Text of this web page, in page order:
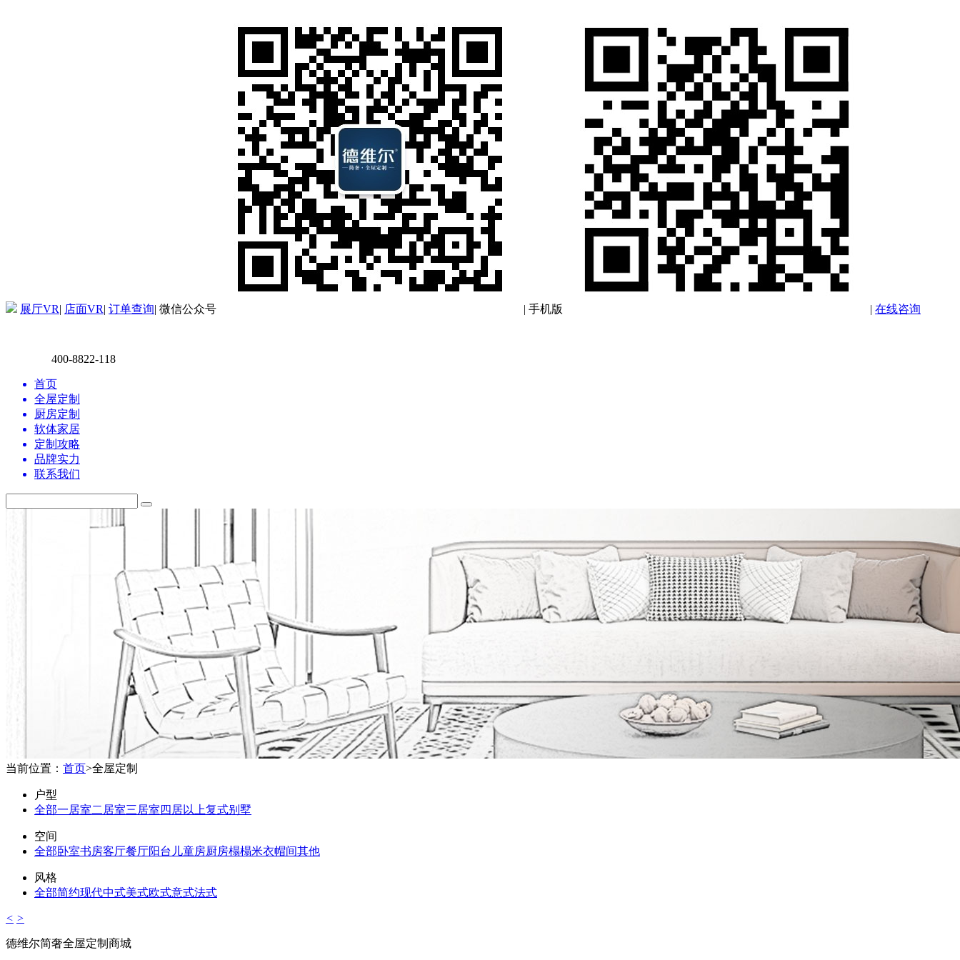
展厅VR| 店面VR| 订单查询| 微信公众号 | 手机版 | 在线咨询
400-8822-118
首页
全屋定制
厨房定制
软体家居
定制攻略
品牌实力
联系我们
当前位置： 首页>全屋定制
户型
全部一居室二居室三居室 四居以上复式别墅
空间
全部卧室书房客厅餐厅阳台 儿童房厨房榻榻米衣帽间其他
风格
全部简约现代中式美式欧式意式法式
< >
德维尔简奢全屋定制商城